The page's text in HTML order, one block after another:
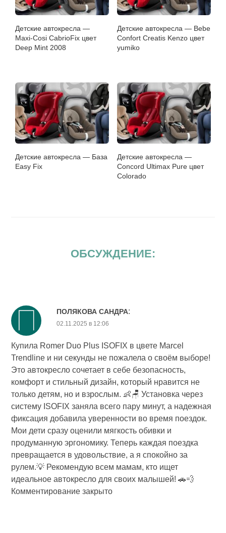
Детские автокресла —
Maxi-Cosi CabrioFix цвет
Deep Mint 2008
Детские автокресла — Bebe
Confort Creatis Kenzo цвет
yumiko
Детские автокресла — База
Easy Fix
Детские автокресла —
Concord Ultimax Pure цвет
Colorado
ОБСУЖДЕНИЕ:
ПОЛЯКОВА САНДРА:
02.11.2025 в 12:06
Купила Romer Duo Plus ISOFIX в цвете Marcel
Trendline и ни секунды не пожалела о своём выборе!
Это автокресло сочетает в себе безопасность,
комфорт и стильный дизайн, который нравится не
только детям, но и взрослым. 👶🪑 Установка через
систему ISOFIX заняла всего пару минут, а надежная
фиксация добавила уверенности во время поездок.
Мои дети сразу оценили мягкость обивки и
продуманную эргономику. Теперь каждая поездка
превращается в удовольствие, а я спокойно за
рулем.💡 Рекомендую всем мамам, кто ищет
идеальное автокресло для своих малышей! 🚗💨
Комментирование закрыто